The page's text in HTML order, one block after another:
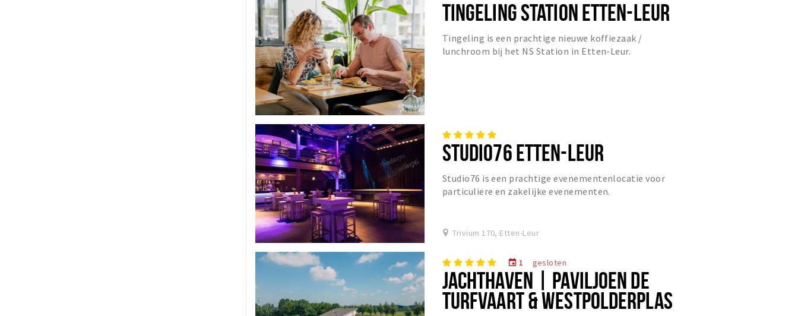
TINGELING STATION ETTEN-LEUR
Tingeling is een prachtige nieuwe koffiezaak /
lunchroom bij het NS Station in Etten-Leur.
STUDIO76 ETTEN-LEUR
Studio76 is een prachtige evenementenlocatie voor
particuliere en zakelijke evenementen.
Trivium 170, Etten-Leur
event 1 gesloten
JACHTHAVEN | PAVILJOEN DE
TURFVAART & WESTPOLDERPLAS